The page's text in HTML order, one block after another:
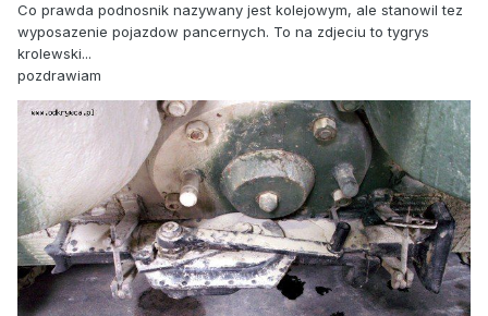
Co prawda podnosnik nazywany jest kolejowym, ale stanowil tez
wyposazenie pojazdow pancernych. To na zdjeciu to tygrys
krolewski...
pozdrawiam